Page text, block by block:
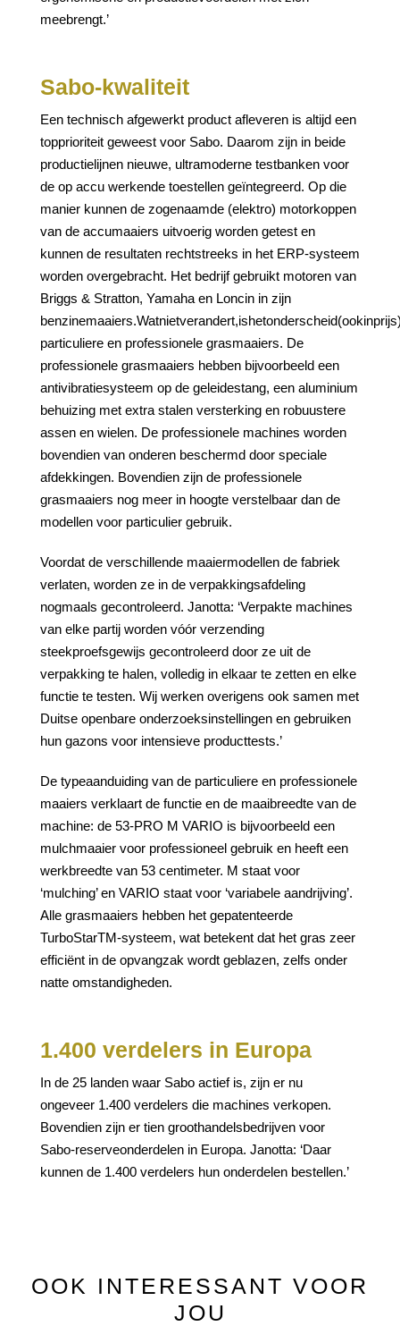
meebrengt.’
Sabo-kwaliteit
Een technisch afgewerkt product afleveren is altijd een
topprioriteit geweest voor Sabo. Daarom zijn in beide
productielijnen nieuwe, ultramoderne testbanken voor
de op accu werkende toestellen geïntegreerd. Op die
manier kunnen de zogenaamde (elektro) motorkoppen
van de accumaaiers uitvoerig worden getest en
kunnen de resultaten rechtstreeks in het ERP-systeem
worden overgebracht. Het bedrijf gebruikt motoren van
Briggs & Stratton, Yamaha en Loncin in zijn
particuliere en professionele grasmaaiers. De
professionele grasmaaiers hebben bijvoorbeeld een
antivibratiesysteem op de geleidestang, een aluminium
behuizing met extra stalen versterking en robuustere
assen en wielen. De professionele machines worden
bovendien van onderen beschermd door speciale
afdekkingen. Bovendien zijn de professionele
grasmaaiers nog meer in hoogte verstelbaar dan de
modellen voor particulier gebruik.
Voordat de verschillende maaiermodellen de fabriek
verlaten, worden ze in de verpakkingsafdeling
nogmaals gecontroleerd. Janotta: ‘Verpakte machines
van elke partij worden vóór verzending
steekproefsgewijs gecontroleerd door ze uit de
verpakking te halen, volledig in elkaar te zetten en elke
functie te testen. Wij werken overigens ook samen met
Duitse openbare onderzoeksinstellingen en gebruiken
hun gazons voor intensieve producttests.’
De typeaanduiding van de particuliere en professionele
maaiers verklaart de functie en de maaibreedte van de
machine: de 53-PRO M VARIO is bijvoorbeeld een
mulchmaaier voor professioneel gebruik en heeft een
werkbreedte van 53 centimeter. M staat voor
‘mulching’ en VARIO staat voor ‘variabele aandrijving’.
Alle grasmaaiers hebben het gepatenteerde
TurboStarTM-systeem, wat betekent dat het gras zeer
efficiënt in de opvangzak wordt geblazen, zelfs onder
natte omstandigheden.
1.400 verdelers in Europa
In de 25 landen waar Sabo actief is, zijn er nu
ongeveer 1.400 verdelers die machines verkopen.
Bovendien zijn er tien groothandelsbedrijven voor
Sabo-reserveonderdelen in Europa. Janotta: ‘Daar
kunnen de 1.400 verdelers hun onderdelen bestellen.’
OOK INTERESSANT VOOR
JOU